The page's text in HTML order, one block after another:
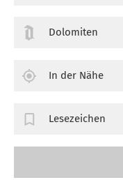
Dolomiten
In der Nähe
Lesezeichen